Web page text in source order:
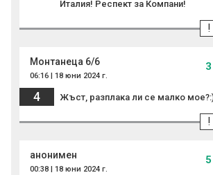
Италия! Респект за Компани!
!
Монтанеца 6/6
06:16 | 18 юни 2024 г.
3
4 Жъст, разплака ли се малко
!
анонимен
00:38 | 18 юни 2024 г.
5